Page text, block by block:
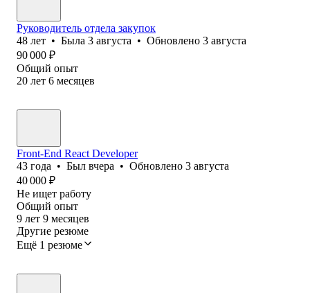
Руководитель отдела закупок
48 лет • Была 3 августа • Обновлено 3 августа
90 000 ₽
Общий опыт
20 лет 6 месяцев
Front-End React Developer
43 года • Был вчера • Обновлено 3 августа
40 000 ₽
Не ищет работу
Общий опыт
9 лет 9 месяцев
Другие резюме
Ещё 1 резюме